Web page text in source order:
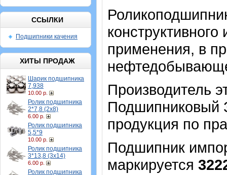
ССЫЛКИ
Подшипники качения
ХИТЫ ПРОДАЖ
Шарик подшипника
7,938
10.00 р.
Ролик подшипника
2*7,8 (2х8)
6.00 р.
Ролик подшипника
5,5*9
10.00 р.
Ролик подшипника
3*13,8 (3х14)
6.00 р.
Ролик подшипника
применения, в
Производитель
Подшипниковый
продукция по
Подшипник
маркируется